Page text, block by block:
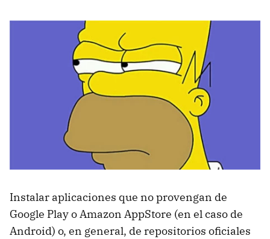
Instalar aplicaciones que no provengan de
Google Play o Amazon AppStore (en el caso de
Android) o, en general, de repositorios oficiales